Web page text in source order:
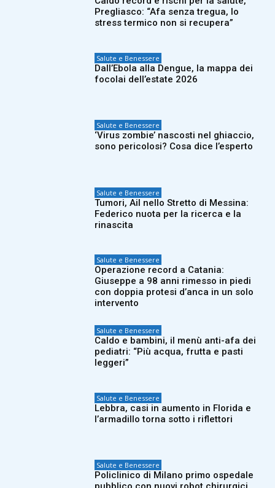
Pregliasco: “Afa senza tregua, lo
stress termico non si recupera”
Salute e Benessere
Dall’Ebola alla Dengue, la mappa dei
focolai dell’estate 2026
Salute e Benessere
‘Virus zombie’ nascosti nel ghiaccio,
sono pericolosi? Cosa dice l’esperto
Salute e Benessere
Tumori, Ail nello Stretto di Messina:
Federico nuota per la ricerca e la
rinascita
Salute e Benessere
Operazione record a Catania:
Giuseppe a 98 anni rimesso in piedi
con doppia protesi d’anca in un solo
intervento
Salute e Benessere
Caldo e bambini, il menù anti-afa dei
pediatri: “Più acqua, frutta e pasti
leggeri”
Salute e Benessere
Lebbra, casi in aumento in Florida e
l’armadillo torna sotto i riflettori
Salute e Benessere
Policlinico di Milano primo ospedale